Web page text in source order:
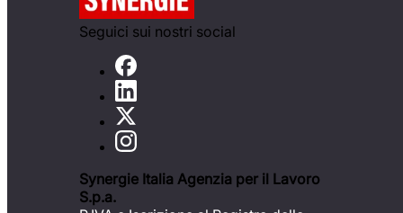
Seguici sui nostri social
Synergie Italia Agenzia per il Lavoro
S.p.a.